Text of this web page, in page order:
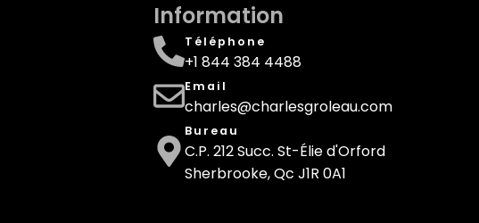
Information
Téléphone
+1 844 384 4488
Email
charles@charlesgroleau.com
Bureau
C.P. 212 Succ. St-Élie d'Orford
Sherbrooke, Qc J1R 0A1